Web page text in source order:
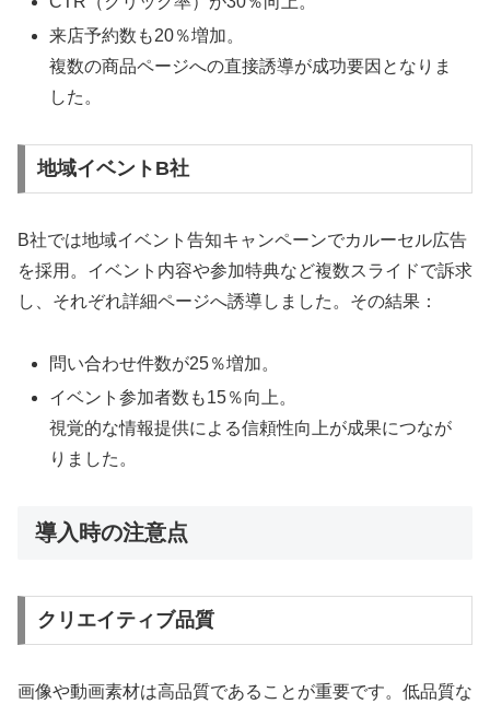
来店予約数も20％増加。
複数の商品ページへの直接誘導が成功要因となりま
した。
地域イベントB社
B社では地域イベント告知キャンペーンでカルーセル広告
を採用。イベント内容や参加特典など複数スライドで訴求
し、それぞれ詳細ページへ誘導しました。その結果：
問い合わせ件数が25％増加。
イベント参加者数も15％向上。
視覚的な情報提供による信頼性向上が成果につなが
りました。
導入時の注意点
クリエイティブ品質
画像や動画素材は高品質であることが重要です。低品質な